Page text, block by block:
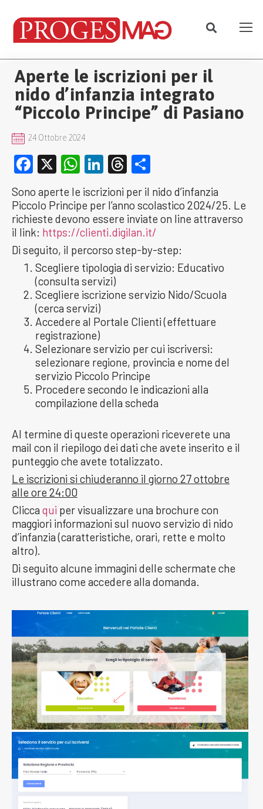
Aperte le iscrizioni per il
nido d’infanzia integrato
“Piccolo Principe” di Pasiano
24 Ottobre 2024
Facebook
X WhatsApp
LinkedIn
Threads
Sono aperte le iscrizioni per il nido d’infanzia
Piccolo Principe per l’anno scolastico 2024/25. Le
richieste devono essere inviate on line attraverso
il link: https://clienti.digilan.it/
Di seguito, il percorso step-by-step:
Scegliere tipologia di servizio: Educativo
(consulta servizi)
Scegliere iscrizione servizio Nido/Scuola
(cerca servizi)
Accedere al Portale Clienti (effettuare
registrazione)
Selezionare servizio per cui iscriversi:
selezionare regione, provincia e nome del
servizio Piccolo Principe
Procedere secondo le indicazioni alla
compilazione della scheda
Al termine di queste operazioni riceverete una
mail con il riepilogo dei dati che avete inserito e il
punteggio che avete totalizzato.
Le iscrizioni si chiuderanno il giorno 27 ottobre
alle ore 24:00
Clicca qui per visualizzare una brochure con
maggiori informazioni sul nuovo servizio di nido
d’infanzia (caratteristiche, orari, rette e molto
altro).
Di seguito alcune immagini delle schermate che
illustrano come accedere alla domanda.